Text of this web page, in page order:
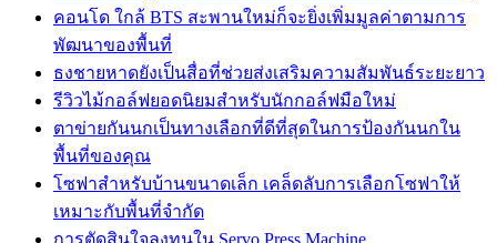
คอนโด ใกล้ BTS สะพานใหม่ก็จะยิ่งเพิ่มมูลค่าตามการ
พัฒนาของพื้นที่
ธงชายหาดยังเป็นสื่อที่ช่วยส่งเสริมความสัมพันธ์ระยะยาว
รีวิวไม้กอล์ฟยอดนิยมสำหรับนักกอล์ฟมือใหม่
ตาข่ายกันนกเป็นทางเลือกที่ดีที่สุดในการป้องกันนกใน
พื้นที่ของคุณ
โซฟาสำหรับบ้านขนาดเล็ก เคล็ดลับการเลือกโซฟาให้
เหมาะกับพื้นที่จำกัด
การตัดสินใจลงทุนใน Servo Press Machine